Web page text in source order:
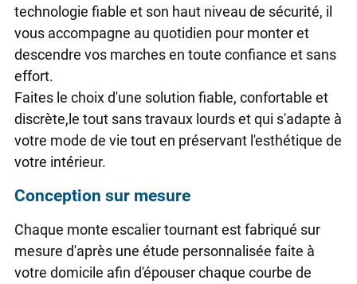
technologie fiable et son haut niveau de sécurité, il
vous accompagne au quotidien pour monter et
descendre vos marches en toute confiance et sans
effort.
Faites le choix d'une solution fiable, confortable et
discrète,le tout sans travaux lourds et qui s'adapte à
votre mode de vie tout en préservant l'esthétique de
votre intérieur.
Conception sur mesure
Chaque monte escalier tournant est fabriqué sur
mesure d'après une étude personnalisée faite à
votre domicile afin d'épouser chaque courbe de